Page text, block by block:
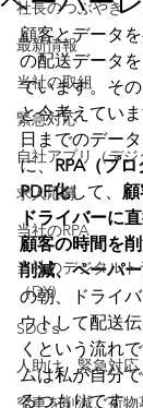
社長のつぶやき
最新情報
当社の取組
緊急対応
自社アプリ（デ
求人応募
当社のRPA
当社のデジタル
（DX)
SDGｓ
人助け 緊急対応
空車を削減、荷物
顧客とデータ
の配送データ
ています。その
と今考えてい
日までのデー
に、RPA（プ
PDF化して、
ドライバーに
顧客の時間を
削減、ペーパ
の朝、ドライ
ウトして配送
くという流れ
ムは私が自分
るつもりです